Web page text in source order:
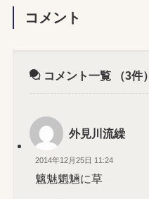
コメント
コメント一覧 （3件）
外見川流繰
2014年12月25日 11:24
魑魅魍魎に草